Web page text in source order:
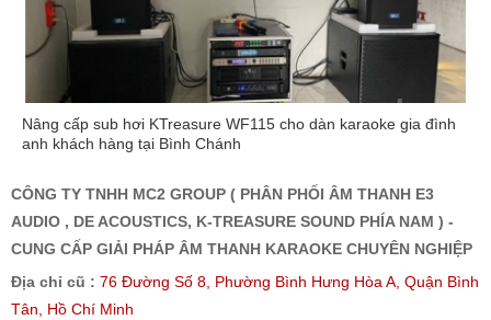
Nâng cấp sub hơi KTreasure WF115 cho dàn karaoke gia đình
anh khách hàng tại Bình Chánh
CÔNG TY TNHH MC2 GROUP ( PHÂN PHỐI ÂM THANH E3
AUDIO , DE ACOUSTICS, K-TREASURE SOUND PHÍA NAM ) -
CUNG CẤP GIẢI PHÁP ÂM THANH KARAOKE CHUYÊN NGHIỆP
Địa chỉ cũ : 76 Đường Số 8, Phường Bình Hưng Hòa A, Quận Bình
Tân, Hồ Chí Minh